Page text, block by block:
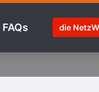
FAQs die